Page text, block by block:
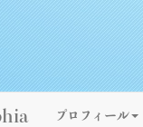
プロフィール